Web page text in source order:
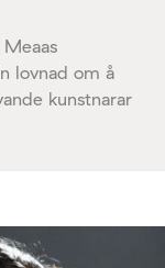
lovnad om å
kunstnarar